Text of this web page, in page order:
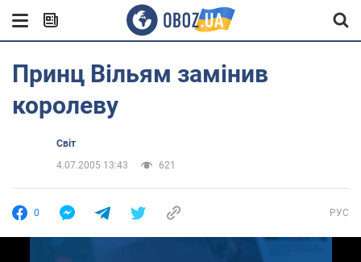
Принц Вільям замінив
королеву
Світ
4.07.2005 13:43
621
0 РУС